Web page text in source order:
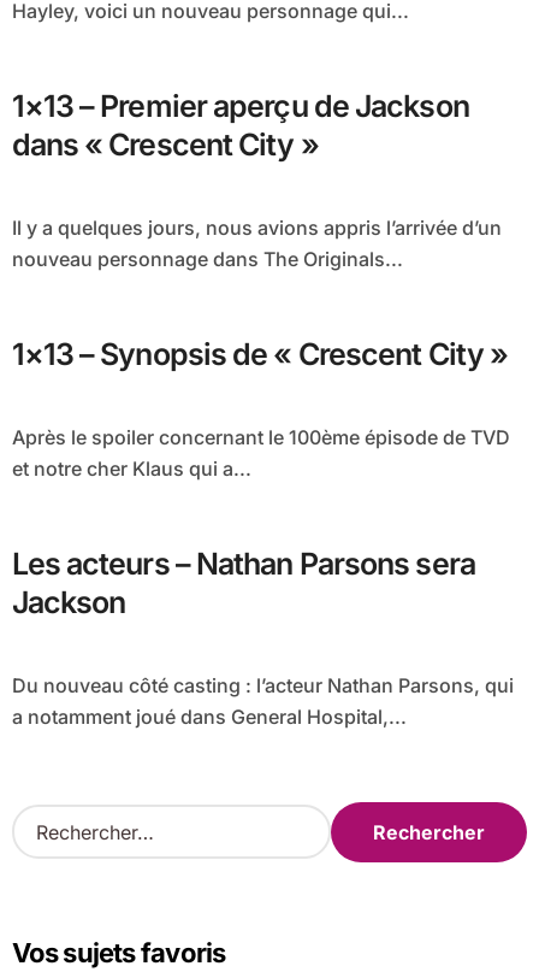
Hayley, voici un nouveau personnage qui...
1×13 – Premier aperçu de Jackson
dans « Crescent City »
Il y a quelques jours, nous avions appris l’arrivée d’un
nouveau personnage dans The Originals...
1×13 – Synopsis de « Crescent City »
Après le spoiler concernant le 100ème épisode de TVD
et notre cher Klaus qui a...
Les acteurs – Nathan Parsons sera
Jackson
Du nouveau côté casting : l’acteur Nathan Parsons, qui
a notamment joué dans General Hospital,...
R
e
r
Vos sujets favoris